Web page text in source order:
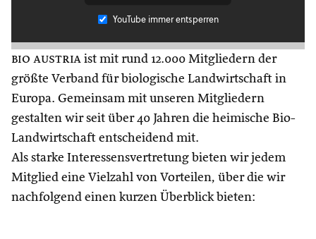
YouTube immer entsperren
bio austria ist mit rund 12.000 Mitgliedern der
größte Verband für biologische Landwirtschaft in
Europa. Gemeinsam mit unseren Mitgliedern
gestalten wir seit über 40 Jahren die heimische Bio-
Landwirtschaft entscheidend mit.
Als starke Interessensvertretung bieten wir jedem
Mitglied eine Vielzahl von Vorteilen, über die wir
nachfolgend einen kurzen Überblick bieten: